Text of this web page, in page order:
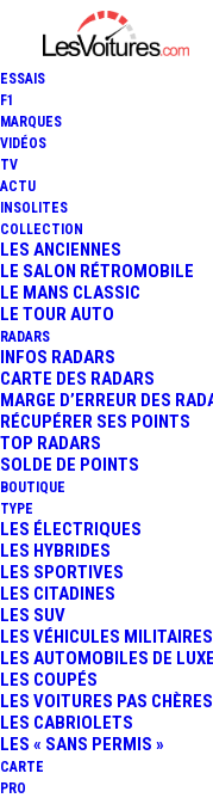
ESSAIS
F1
MARQUES
VIDÉOS
TV
ACTU
INSOLITES
COLLECTION
LES ANCIENNES
LE SALON RÉTROMOBILE
LE MANS CLASSIC
LE TOUR AUTO
RADARS
INFOS RADARS
CARTE DES RADARS
MARGE D’ERREUR DES
RÉCUPÉRER SES POINTS
TOP RADARS
SOLDE DE POINTS
BOUTIQUE
TYPE
LES ÉLECTRIQUES
LES HYBRIDES
LES SPORTIVES
LES CITADINES
LES SUV
LES VÉHICULES MILITAIRES
LES AUTOMOBILES DE LUXE
LES COUPÉS
LES VOITURES PAS CHÈRES
LES CABRIOLETS
LES « SANS PERMIS »
CARTE
PRO
8 octobre 2021
MG ZS :
MISE À